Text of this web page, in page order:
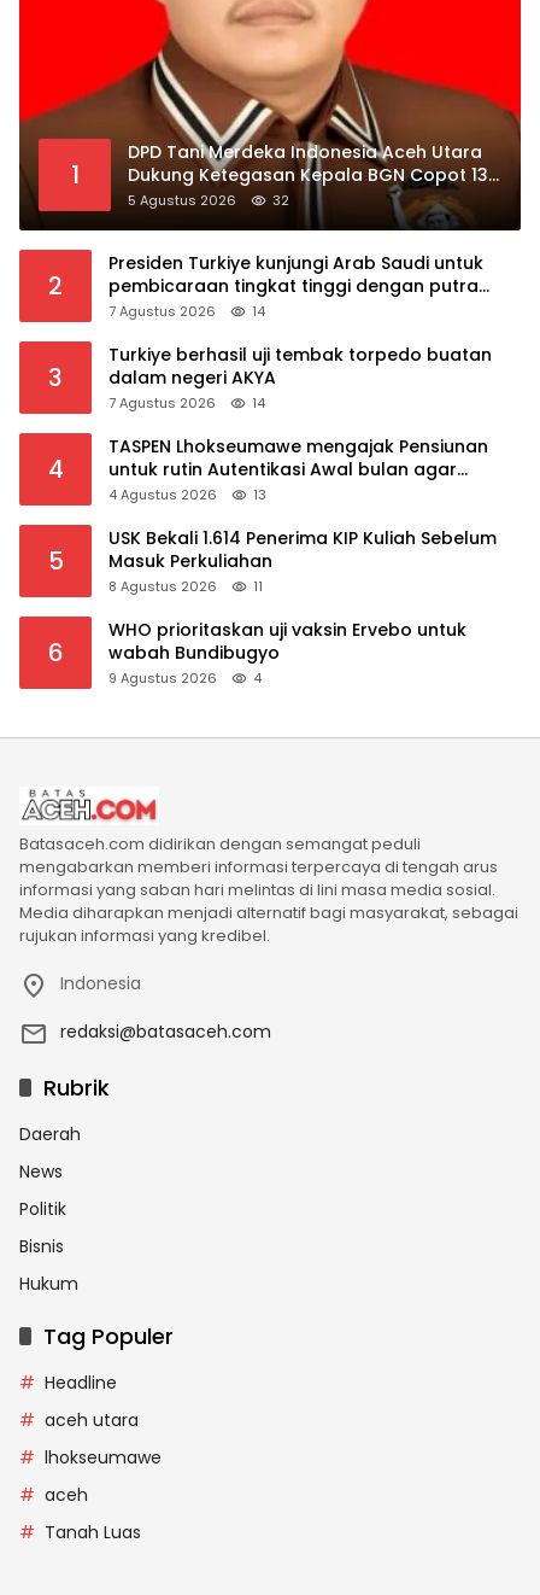
1
DPD Tani Merdeka Indonesia Aceh Utara
Dukung Ketegasan Kepala BGN Copot 137
Kepala SPPG
5 Agustus 2026 32
2
Presiden Turkiye kunjungi Arab Saudi untuk
pembicaraan tingkat tinggi dengan putra
mahkota Saudi dan PM Pakistan
7 Agustus 2026 14
3
Turkiye berhasil uji tembak torpedo buatan
dalam negeri AKYA
7 Agustus 2026 14
4
TASPEN Lhokseumawe mengajak Pensiunan
untuk rutin Autentikasi Awal bulan agar
Manfaat Pensiun tetap Lancar
4 Agustus 2026 13
5
USK Bekali 1.614 Penerima KIP Kuliah Sebelum
Masuk Perkuliahan
8 Agustus 2026 11
6
WHO prioritaskan uji vaksin Ervebo untuk
wabah Bundibugyo
9 Agustus 2026 4
Batasaceh.com didirikan dengan semangat peduli
mengabarkan memberi informasi terpercaya di tengah arus
informasi yang saban hari melintas di lini masa media sosial.
Media diharapkan menjadi alternatif bagi masyarakat, sebagai
rujukan informasi yang kredibel.
Indonesia
redaksi@batasaceh.com
Rubrik
Daerah
News
Politik
Bisnis
Hukum
Tag Populer
Headline
aceh utara
lhokseumawe
aceh
Tanah Luas